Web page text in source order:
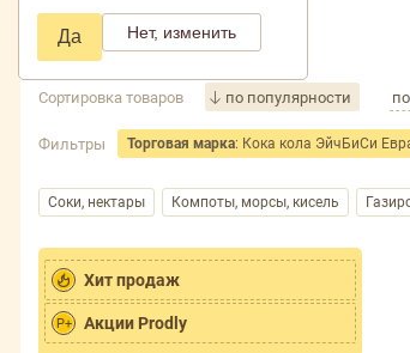
Да Нет, изменить
Главная /Каталог /Напитки /
Напитки
Сортировка товаров по популярности
Фильтры Торговая марка: Кока кола ЭйчБиСи
Соки, нектары Компоты, морсы, кисель
Хит продаж
P+ Акции Prodly